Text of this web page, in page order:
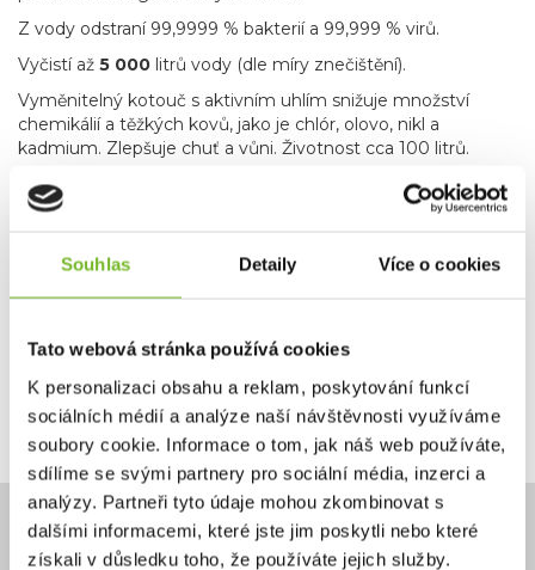
Souhlas Detaily Více o cookies
Tato webová stránka používá cookies
K personalizaci obsahu a reklam, poskytování funkcí
sociálních médií a analýze naší návštěvnosti využíváme
soubory cookie. Informace o tom, jak náš web používáte,
sdílíme se svými partnery pro sociální média, inzerci a
analýzy. Partneři tyto údaje mohou zkombinovat s
dalšími informacemi, které jste jim poskytli nebo které
získali v důsledku toho, že používáte jejich služby.
Z vody odstraní 99,9999 % bakterií a 99,999 % virů.
Vyčistí až 5 000 litrů vody (dle míry znečištění).
Vyměnitelný kotouč s aktivním uhlím snižuje množství
chemikálií a těžkých kovů, jako je chlór, olovo, nikl a
kadmium. Zlepšuje chuť a vůni. Životnost cca 100 litrů.
Otočná rukojeť pumpy pro snadné použití kteroukoli rukou
Technologie FailSafe - Jakmile jsou filtrační membrány
Obsahuje 1,3 m sací hadici pro čerpání vody přímo ze zdroje
a 0,5m výstupní hadici pro plnění nádob.
Vyrobeno ve Velké Británii.
Materiály ani odpadní voda neobsahují BPA ani BPS.